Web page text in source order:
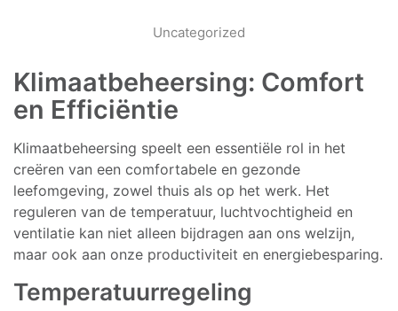
Uncategorized
Klimaatbeheersing: Comfort
en Efficiëntie
Klimaatbeheersing speelt een essentiële rol in het
creëren van een comfortabele en gezonde
leefomgeving, zowel thuis als op het werk. Het
reguleren van de temperatuur, luchtvochtigheid en
ventilatie kan niet alleen bijdragen aan ons welzijn,
maar ook aan onze productiviteit en energiebesparing.
Temperatuurregeling